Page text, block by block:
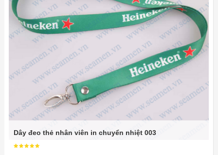
Dây đeo thẻ nhân viên in chuyển nhiệt 003